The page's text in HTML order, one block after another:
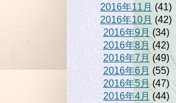
2016年11月 (41)
2016年10月 (42)
2016年9月(34)
2016年8月(42)
2016年7月 (49)
2016年6月(55)
2016年5月(47)
2016年4月 (44)